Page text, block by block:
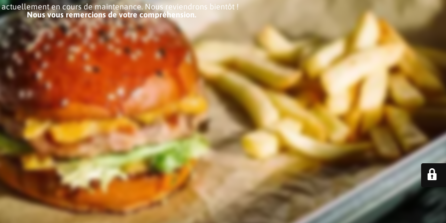
actuellement en cours de maintenance. Nous reviendrons bientôt !
Nous vous remercions de votre compréhension.